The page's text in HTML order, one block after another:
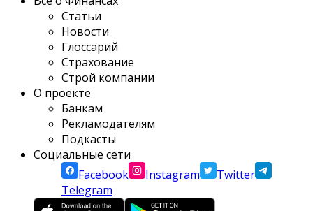
Статьи
Новости
Глоссарий
Страхование
Строй компании
О проекте
Банкам
Рекламодателям
Подкасты
Социальные сети
Facebook
Instagram
Twitter
Telegram